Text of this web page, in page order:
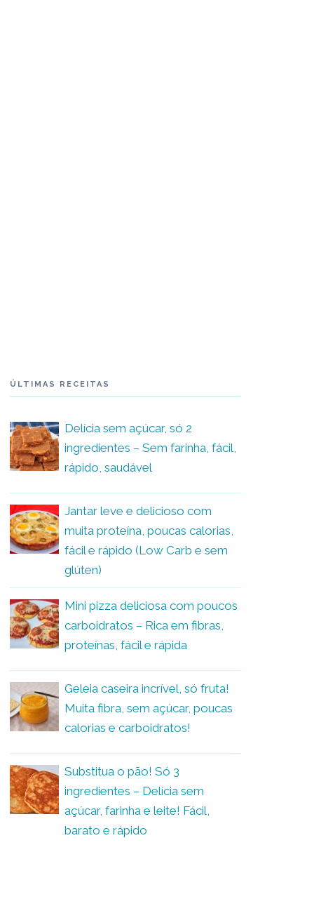
ÚLTIMAS RECEITAS
Delícia sem açúcar, só 2
ingredientes – Sem farinha, fácil,
rápido, saudável
Jantar leve e delicioso com
muita proteína, poucas calorias,
fácil e rápido (Low Carb e sem
glúten)
Mini pizza deliciosa com poucos
carboidratos – Rica em fibras,
proteínas, fácil e rápida
Geleia caseira incrível, só fruta!
Muita fibra, sem açúcar, poucas
calorias e carboidratos!
Substitua o pão! Só 3
ingredientes – Delícia sem
açúcar, farinha e leite! Fácil,
barato e rápido